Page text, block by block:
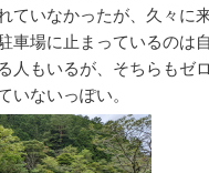
ていなかったが、久々
車場に止まっているの
人もいるが、そちらも
いないっぽい。